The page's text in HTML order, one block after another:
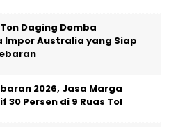
Daging Domba
Impor Australia yang Siap
2026, Jasa Marga
30 Persen di 9 Ruas Tol